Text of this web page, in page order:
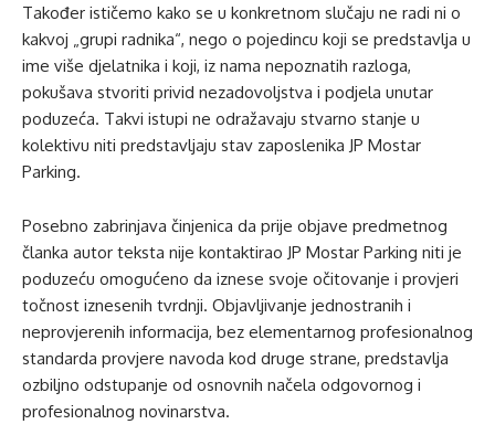
Također ističemo kako se u konkretnom slučaju ne radi ni o
kakvoj „grupi radnika“, nego o pojedincu koji se predstavlja u
ime više djelatnika i koji, iz nama nepoznatih razloga,
pokušava stvoriti privid nezadovoljstva i podjela unutar
poduzeća. Takvi istupi ne odražavaju stvarno stanje u
kolektivu niti predstavljaju stav zaposlenika JP Mostar
Parking.
Posebno zabrinjava činjenica da prije objave predmetnog
članka autor teksta nije kontaktirao JP Mostar Parking niti je
poduzeću omogućeno da iznese svoje očitovanje i provjeri
točnost iznesenih tvrdnji. Objavljivanje jednostranih i
neprovjerenih informacija, bez elementarnog profesionalnog
standarda provjere navoda kod druge strane, predstavlja
ozbiljno odstupanje od osnovnih načela odgovornog i
profesionalnog novinarstva.